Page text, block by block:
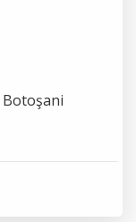
Botoşani